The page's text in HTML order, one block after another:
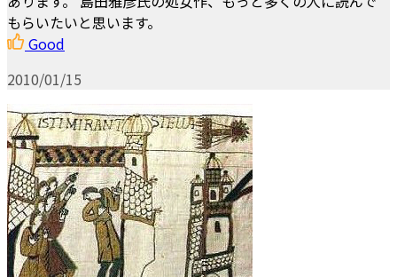
もらいたいと思います。
Good
2010/01/15